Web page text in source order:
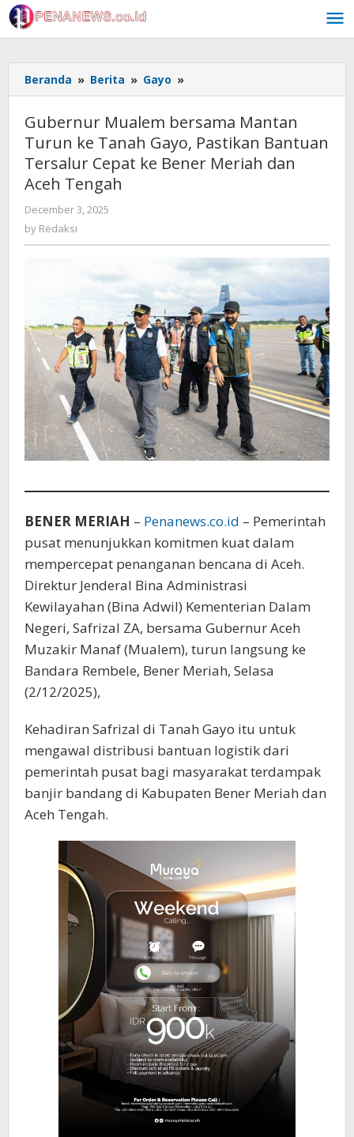
Skip
to
content
Beranda » Berita » Gayo »
Mualem
Mantan
Turun
ke
Tersalur
Cepat
ke
Bener
Meriah
dan
Aceh
Tengah
Gubernur Mualem bersama Mantan
Turun ke Tanah Gayo, Pastikan Bantuan
Tersalur Cepat ke Bener Meriah dan
Aceh Tengah
December 3, 2025
by Redaksi
BENER MERIAH – Penanews.co.id – Pemerintah
pusat menunjukkan komitmen kuat dalam
mempercepat penanganan bencana di Aceh.
Direktur Jenderal Bina Administrasi
Kewilayahan (Bina Adwil) Kementerian Dalam
Negeri, Safrizal ZA, bersama Gubernur Aceh
Muzakir Manaf (Mualem), turun langsung ke
Bandara Rembele, Bener Meriah, Selasa
(2/12/2025),
Kehadiran Safrizal di Tanah Gayo itu untuk
mengawal distribusi bantuan logistik dari
pemerintah pusat bagi masyarakat terdampak
banjir bandang di Kabupaten Bener Meriah dan
Aceh Tengah.